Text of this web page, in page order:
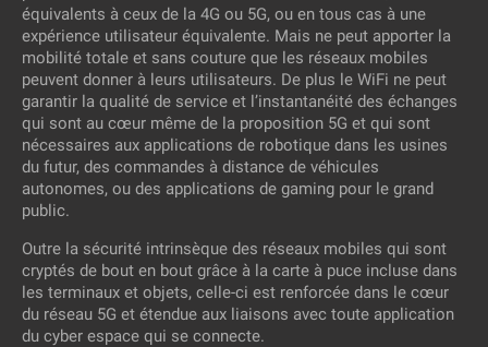
équivalents à ceux de la 4G ou 5G, ou en tous cas à une
expérience utilisateur équivalente. Mais ne peut apporter la
mobilité totale et sans couture que les réseaux mobiles
peuvent donner à leurs utilisateurs. De plus le WiFi ne peut
garantir la qualité de service et l’instantanéité des échanges
qui sont au cœur même de la proposition 5G et qui sont
nécessaires aux applications de robotique dans les usines
du futur, des commandes à distance de véhicules
autonomes, ou des applications de gaming pour le grand
public.
Outre la sécurité intrinsèque des réseaux mobiles qui sont
cryptés de bout en bout grâce à la carte à puce incluse dans
les terminaux et objets, celle-ci est renforcée dans le cœur
du réseau 5G et étendue aux liaisons avec toute application
du cyber espace qui se connecte.